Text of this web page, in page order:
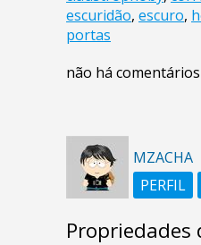
escuridão, escuro,
portas
não há
MZACHA
PERFIL
Propriedades